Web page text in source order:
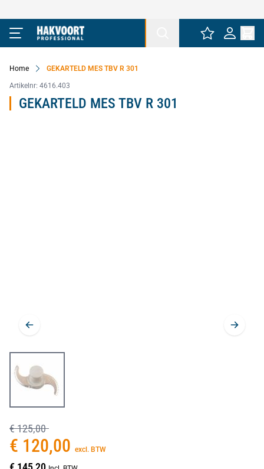
Ga naar de inhoud
Home GEKARTELD MES TBV R 301
Artikelnr: 4616.403
GEKARTELD MES TBV R 301
€ 125,00
€ 120,00 excl. BTW